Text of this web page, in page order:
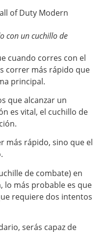
con un cuchillo de
cuando corres con el
correr más rápido que
principal.
que alcanzar un
es vital, el cuchillo de
más rápido, sino que el
de combate) en
lo más probable es que
requiere dos intentos
serás capaz de